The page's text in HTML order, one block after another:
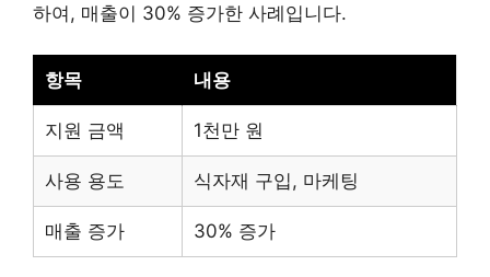
하여, 매출이 30% 증가한 사례입니다.
항목 내용
지원 금액 1천만 원
사용 용도 식자재 구입, 마케팅
매출 증가 30% 증가